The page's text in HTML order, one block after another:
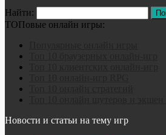
Найти:
ТОПовые онлайн игры:
Новости и статьи на тему игр